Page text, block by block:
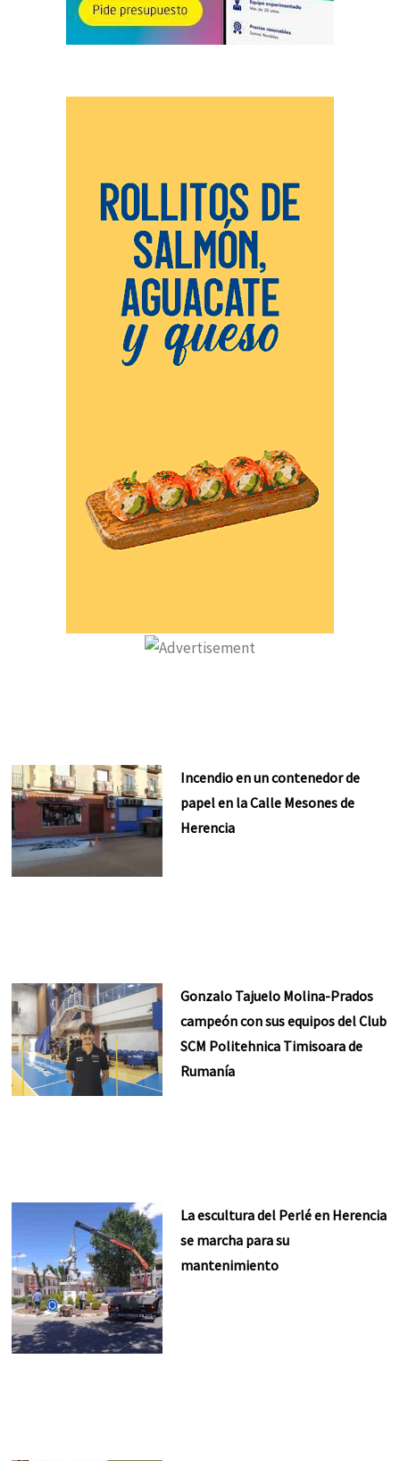
Incendio en un contenedor de
papel en la Calle Mesones de
Herencia
Gonzalo Tajuelo Molina-Prados
campeón con sus equipos del Club
SCM Politehnica Timisoara de
Rumanía
La escultura del Perlé en Herencia
se marcha para su
mantenimiento